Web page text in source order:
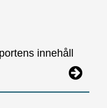
innehåll